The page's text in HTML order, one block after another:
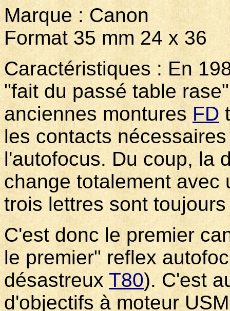
Marque :
Format 35 mm 24 x 36
Caractéristiques : En
"fait du passé table
anciennes montures FD
les contacts
l'autofocus. Du coup, la
change totalement avec
trois lettres sont
C'est donc le premier
le premier" reflex
désastreux T80). C'est
d'objectifs à moteur